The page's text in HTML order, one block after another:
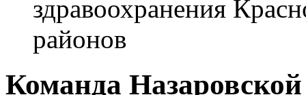
здравоохранения
районов
Команда